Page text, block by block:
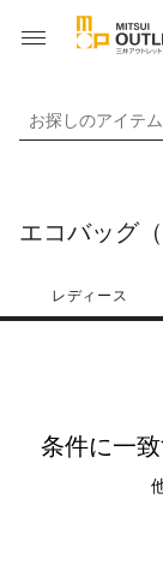
お探しのアイテム
エコバッグ
レディース
条件に一